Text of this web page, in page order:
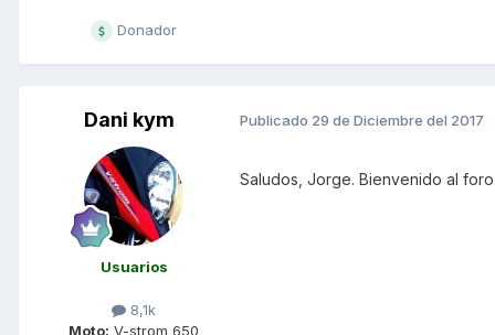
Donador
Dani kym
Usuarios
8,1k
Moto: V-strom 650
Publicado 29 de Diciembre del 2017
Saludos, Jorge. Bienvenido al